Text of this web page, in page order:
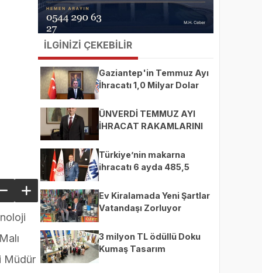
Müdür
İLGİNİZİ ÇEKEBİLİR
Gaziantep'in Temmuz Ayı
İhracatı 1,0 Milyar Dolar
ÜNVERDİ TEMMUZ AYI
İHRACAT RAKAMLARINI
Türkiye’nin makarna
ihracatı 6 ayda 485,5
Ev Kiralamada Yeni Şartlar
Vatandaşı Zorluyor
3 milyon TL ödüllü Doku
Kumaş Tasarım